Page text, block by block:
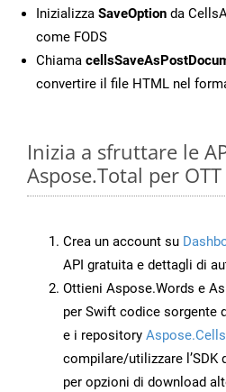
Inizializza SaveOption da
come FODS
Chiama
convertire il file HTML nel
Inizia a sfruttare le
Aspose.Total per OTT
Crea un account su
API gratuita e dettagli di
Ottieni Aspose.Words e
per Swift codice sorgente
e i repository
compilare/utilizzare l’SDK
per opzioni di download